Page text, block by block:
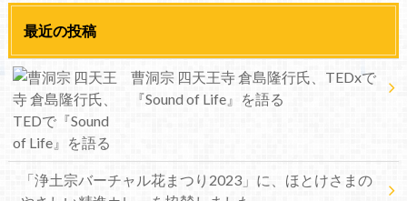
最近の投稿
曹洞宗 四天王寺 倉島隆行氏、TEDxで
『Sound of Life』を語る
「浄土宗バーチャル花まつり2023」に、ほとけさまの